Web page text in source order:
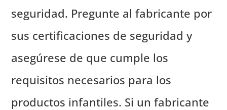
seguridad. Pregunte al fabricante por
sus certificaciones de seguridad y
asegúrese de que cumple los
requisitos necesarios para los
productos infantiles. Si un fabricante